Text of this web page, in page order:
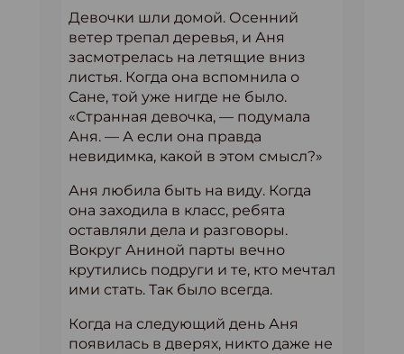
Девочки шли домой. Осенний
ветер трепал деревья, и Аня
засмотрелась на летящие вниз
листья. Когда она вспомнила о
Сане, той уже нигде не было.
«Странная девочка, — подумала
Аня. — А если она правда
невидимка, какой в этом смысл?»
Аня любила быть на виду. Когда
она заходила в класс, ребята
оставляли дела и разговоры.
Вокруг Аниной парты вечно
крутились подруги и те, кто мечтал
ими стать. Так было всегда.
Когда на следующий день Аня
появилась в дверях, никто даже не